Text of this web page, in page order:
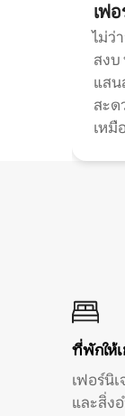
เฟ
ไม่ว่
สงบ
แสน
สะด
เหมื
ที่พักให้
เฟอร์นิ
และสิ่ง